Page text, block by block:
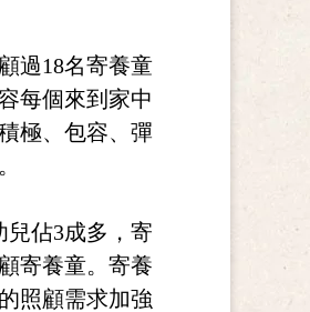
過18名寄養童
每個來到家中
極、包容、彈
兒佔3成多，寄
寄養童。寄養
照顧需求加強